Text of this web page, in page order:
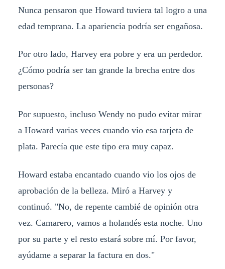
Nunca pensaron que Howard tuviera tal logro a una
edad temprana. La apariencia podría ser engañosa.
Por otro lado, Harvey era pobre y era un perdedor.
¿Cómo podría ser tan grande la brecha entre dos
personas?
Por supuesto, incluso Wendy no pudo evitar mirar
a Howard varias veces cuando vio esa tarjeta de
plata. Parecía que este tipo era muy capaz.
Howard estaba encantado cuando vio los ojos de
aprobación de la belleza. Miró a Harvey y
continuó. "No, de repente cambié de opinión otra
vez. Camarero, vamos a holandés esta noche. Uno
por su parte y el resto estará sobre mí. Por favor,
ayúdame a separar la factura en dos."